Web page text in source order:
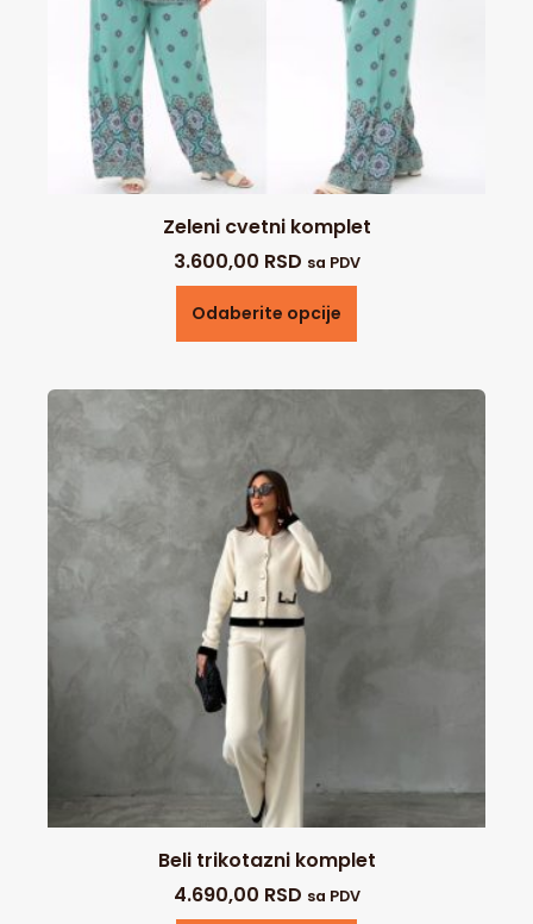
Zeleni cvetni komplet
3.600,00 RSD sa PDV
Odaberite opcije
Beli trikotazni komplet
4.690,00 RSD sa PDV